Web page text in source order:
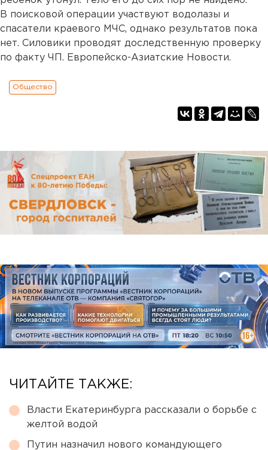
В поисковой операции участвуют водолазы и
спасатели краевого МЧС, однако результатов пока
нет. Силовики проводят доследственную проверку
по факту ЧП. Европейско-Азиатские Новости.
Общество
ЧИТАЙТЕ ТАКЖЕ:
Власти Екатеринбурга рассказали о борьбе с
желтой водой
Путин назначил нового командующего